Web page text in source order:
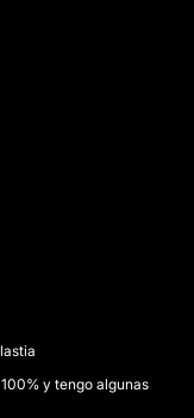
y tengo algunas